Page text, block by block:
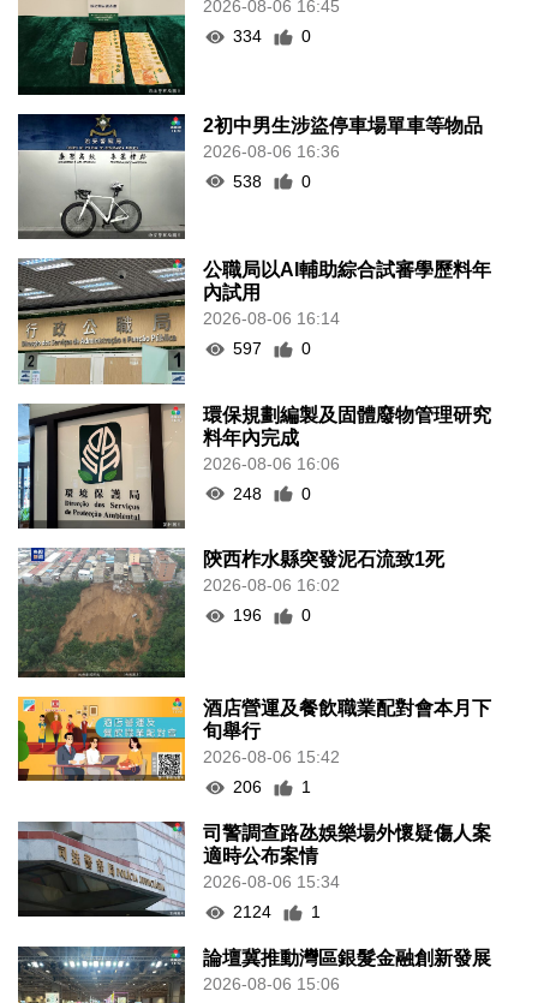
2026-08-06 16:45
334
0
2初中男生涉盜停車場單車等物品
2026-08-06 16:36
538
0
公職局以AI輔助綜合試審學歷料年
內試用
2026-08-06 16:14
597
0
環保規劃編製及固體廢物管理研究
料年內完成
2026-08-06 16:06
248
0
陝西柞水縣突發泥石流致1死
2026-08-06 16:02
196
0
酒店營運及餐飲職業配對會本月下
旬舉行
2026-08-06 15:42
206
1
司警調查路氹娛樂場外懷疑傷人案
適時公布案情
2026-08-06 15:34
2124
1
論壇冀推動灣區銀髮金融創新發展
2026-08-06 15:06